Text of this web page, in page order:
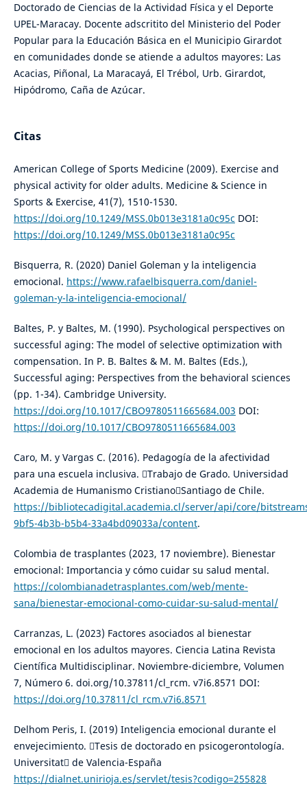
Doctorado de Ciencias de la Actividad Física y el Deporte
UPEL-Maracay. Docente adscritito del Ministerio del Poder
Popular para la Educación Básica en el Municipio Girardot
en comunidades donde se atiende a adultos mayores: Las
Acacias, Piñonal, La Maracayá, El Trébol, Urb. Girardot,
Hipódromo, Caña de Azúcar.
Citas
American College of Sports Medicine (2009). Exercise and
physical activity for older adults. Medicine & Science in
Sports & Exercise, 41(7), 1510-1530.
https://doi.org/10.1249/MSS.0b013e3181a0c95c DOI:
https://doi.org/10.1249/MSS.0b013e3181a0c95c
Bisquerra, R. (2020) Daniel Goleman y la inteligencia
emocional. https://www.rafaelbisquerra.com/daniel-
goleman-y-la-inteligencia-emocional/
Baltes, P. y Baltes, M. (1990). Psychological perspectives on
successful aging: The model of selective optimization with
compensation. In P. B. Baltes & M. M. Baltes (Eds.),
Successful aging: Perspectives from the behavioral sciences
(pp. 1-34). Cambridge University.
https://doi.org/10.1017/CBO9780511665684.003 DOI:
https://doi.org/10.1017/CBO9780511665684.003
Caro, M. y Vargas C. (2016). Pedagogía de la afectividad
para una escuela inclusiva. Trabajo de Grado. Universidad
Academia de Humanismo CristianoSantiago de Chile.
https://bibliotecadigital.academia.cl/server/api/core/
9bf5-4b3b-b5b4-33a4bd09033a/content.
Colombia de trasplantes (2023, 17 noviembre). Bienestar
emocional: Importancia y cómo cuidar su salud mental.
https://colombianadetrasplantes.com/web/mente-
sana/bienestar-emocional-como-cuidar-su-salud-mental/
Carranzas, L. (2023) Factores asociados al bienestar
emocional en los adultos mayores. Ciencia Latina Revista
Científica Multidisciplinar. Noviembre-diciembre, Volumen
7, Número 6. doi.org/10.37811/cl_rcm. v7i6.8571 DOI:
https://doi.org/10.37811/cl_rcm.v7i6.8571
Delhom Peris, I. (2019) Inteligencia emocional durante el
envejecimiento. Tesis de doctorado en psicogerontología.
Universitat de Valencia-España
https://dialnet.unirioja.es/servlet/tesis?codigo=255828